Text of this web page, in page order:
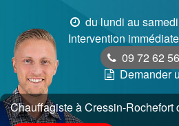
du lundi au
Intervention
09 72 62
Demander
Chauffagiste à Cressin-Rochefort